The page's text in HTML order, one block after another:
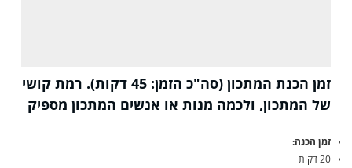
זמן הכנת המתכון (סה"כ הזמן: 45 דקות). רמת קושי
של המתכון, ולכמה מנות או אנשים המתכון מספיק
זמן הכנה:
20 דקות